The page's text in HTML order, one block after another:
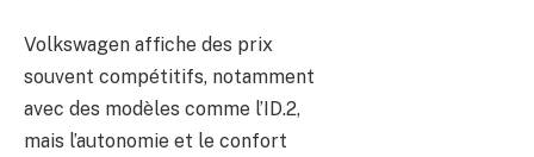
Volkswagen affiche des prix
souvent compétitifs, notamment
avec des modèles comme l’ID.2,
mais l’autonomie et le confort